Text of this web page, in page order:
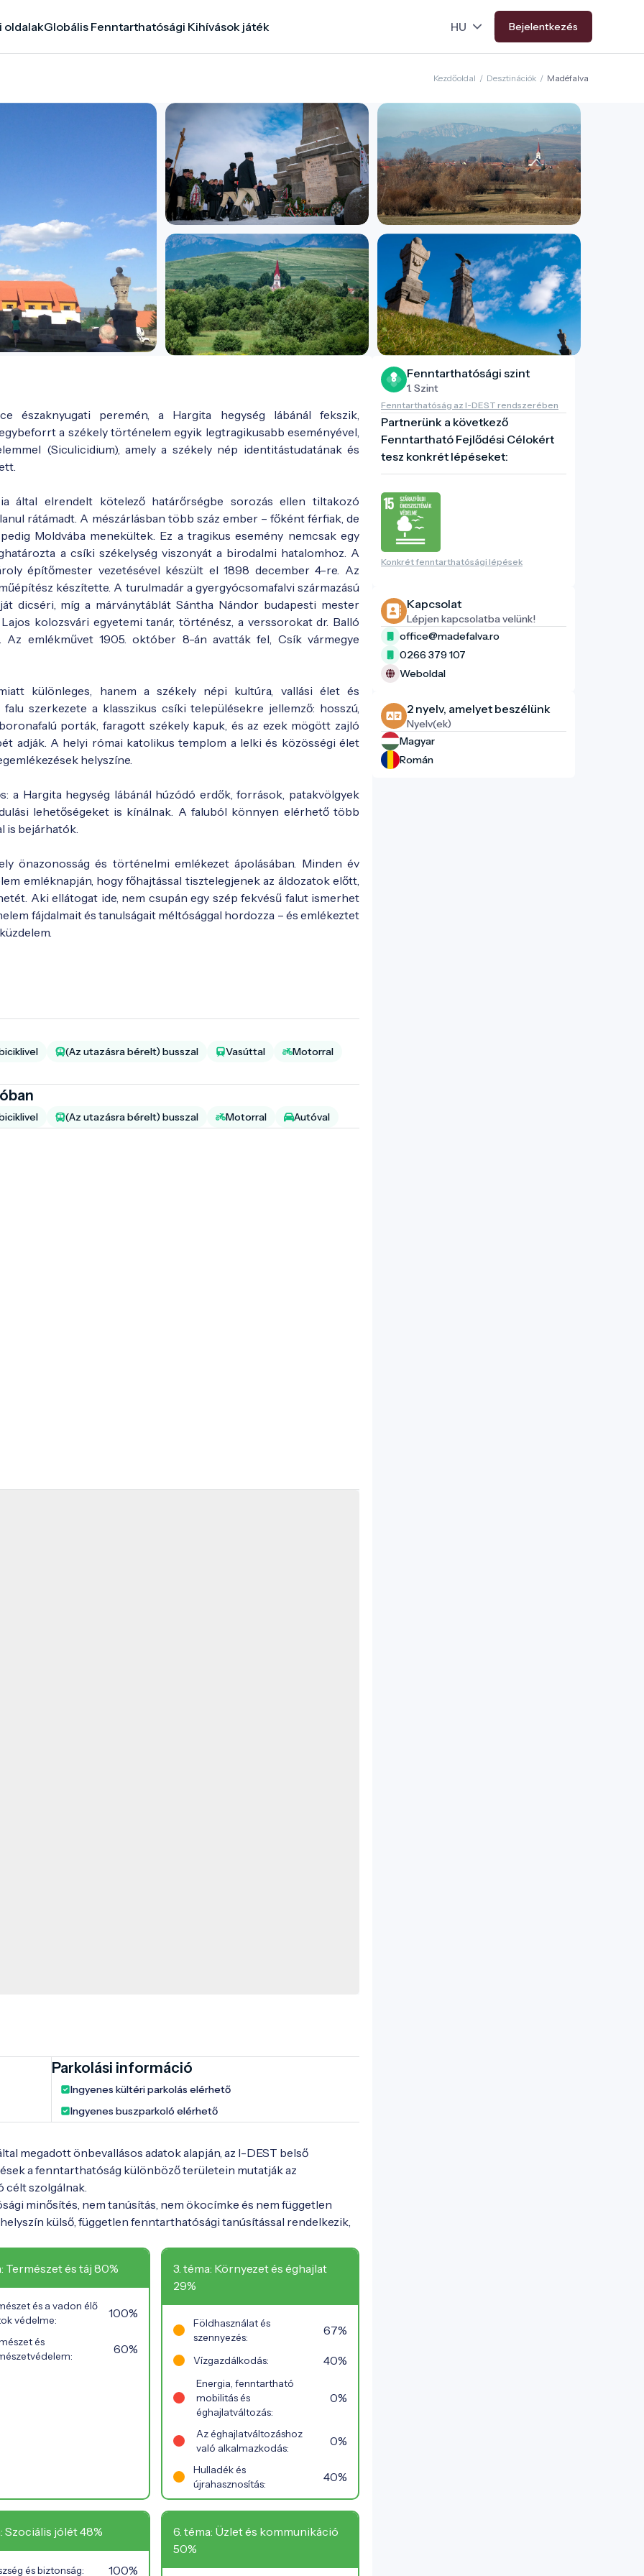
oldalakGlobális Fenntarthatósági Kihívások játék Bejelentkezés
Kezdőoldal / Desztinációk / Madéfalva
északnyugati peremén, a Hargita hegység lábánál fekszik,
a székely történelem egyik legtragikusabb eseményével,
(Siculicidium), amely a székely nép identitástudatának és
által elrendelt kötelező határőrségbe sorozás ellen tiltakozó
rátámadt. A mészárlásban több száz ember – főként férfiak, de
Moldvába menekültek. Ez a tragikus esemény nemcsak egy
a csíki székelység viszonyát a birodalmi hatalomhoz. A
építőmester vezetésével készült el 1898 december 4-re. Az
készítette. A turulmadár a gyergyócsomafalvi származású
dicséri, míg a márványtáblát Sántha Nándor budapesti mester
kolozsvári egyetemi tanár, történész, a verssorokat dr. Balló
Az emlékművet 1905. október 8-án avatták fel, Csík vármegye
különleges, hanem a székely népi kultúra, vallási élet és
szerkezete a klasszikus csíki településekre jellemző: hosszú,
porták, faragott székely kapuk, és az ezek mögött zajló
adják. A helyi római katolikus templom a lelki és közösségi élet
helyszíne.
a Hargita hegység lábánál húzódó erdők, források, patakvölgyek
lehetőségeket is kínálnak. A faluból könnyen elérhető több
is bejárhatók.
önazonosság és történelmi emlékezet ápolásában. Minden év
emléknapján, hogy főhajtással tisztelegjenek az áldozatok előtt,
Aki ellátogat ide, nem csupán egy szép fekvésű falut ismerhet
fájdalmait és tanulságait méltósággal hordozza – és emlékeztet
(Az utazásra bérelt) busszal Vasúttal
Motorral
(Az utazásra bérelt) busszal Motorral Autóval
Parkolási információ
Ingyenes kültéri parkolás elérhető
Ingyenes buszparkoló elérhető
megadott önbevallásos adatok alapján, az I-DEST belső
a fenntarthatóság különböző területein mutatják az
célt szolgálnak.
minősítés, nem tanúsítás, nem ökocímke és nem független
külső, független fenntarthatósági tanúsítással rendelkezik,
Természet és táj 80%
és a vadon élő
védelme:
100%
és
60%
3. téma: Környezet és éghajlat
29%
Földhasználat és
szennyezés:
67%
Vízgazdálkodás: 40%
Energia, fenntartható
mobilitás és
éghajlatváltozás:
0%
Az éghajlatváltozáshoz
való alkalmazkodás:
0%
Hulladék és
újrahasznosítás:
40%
Szociális jólét 48%
és biztonság: 100%
6. téma: Üzlet és kommunikáció
50%
Fenntarthatósági szint
1. Szint
Fenntarthatóság az I-DEST rendszerében
Partnerünk a következő
Fenntartható Fejlődési Célokért
tesz konkrét lépéseket:
Konkrét fenntarthatósági lépések
Kapcsolat
Lépjen kapcsolatba velünk!
office@madefalva.ro
0266 379 107
Weboldal
2 nyelv, amelyet beszélünk
Nyelv(ek)
Magyar
Román